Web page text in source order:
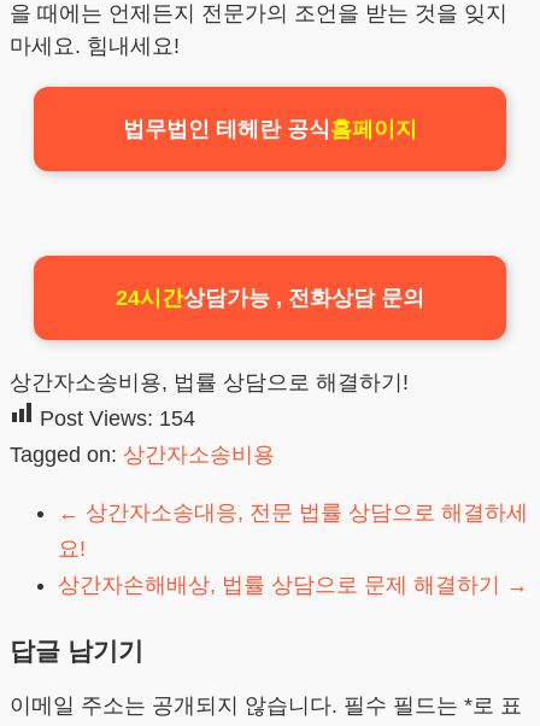
을 때에는 언제든지 전문가의 조언을 받는 것을 잊지
마세요. 힘내세요!
법무법인 테헤란 공식홈페이지
24시간상담가능 , 전화상담 문의
상간자소송비용, 법률 상담으로 해결하기!
Post Views: 154
Tagged on: 상간자소송비용
← 상간자소송대응, 전문 법률 상담으로 해결하세
요!
상간자손해배상, 법률 상담으로 문제 해결하기
→
답글 남기기
이메일 주소는 공개되지 않습니다. 필수 필드는 *로 표